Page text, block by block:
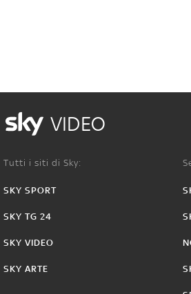
VIDEO
Tutti i siti di Sky:
SKY SPORT
SKY TG 24
SKY VIDEO
SKY ARTE